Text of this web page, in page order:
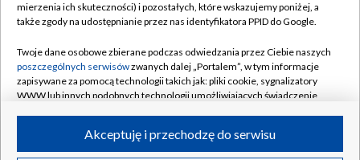
Naziemna Telewizja Cyfrowa
Rada Programowa
System NOS
Informacje o nadawcy
Program dla prasy
Pomoc
Kontakt
Kanały
mierzenia ich skuteczności) i pozostałych, które wskazujemy poniżej, a
także zgody na udostępnianie przez nas identyfikatora PPID do Google.
Twoje dane osobowe zbierane podczas odwiedzania przez Ciebie naszych
poszczególnych serwisówzwanych dalej „Portalem”, w tym informacje
zapisywane za pomocą technologii takich jak: pliki cookie, sygnalizatory
WWW lub innych podobnych technologii umożliwiających świadczenie
ruchu w Internecie.Akceptuję i przechodzę do serwisu